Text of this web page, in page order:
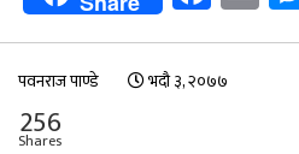
पवनराज पाण्डे भदौ ३, २०७७
256
Shares